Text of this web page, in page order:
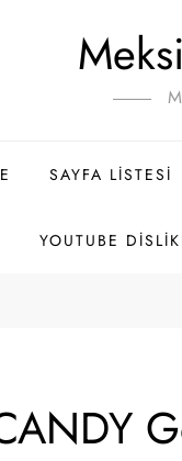
SAYFA LISTESI
YOUTUBE